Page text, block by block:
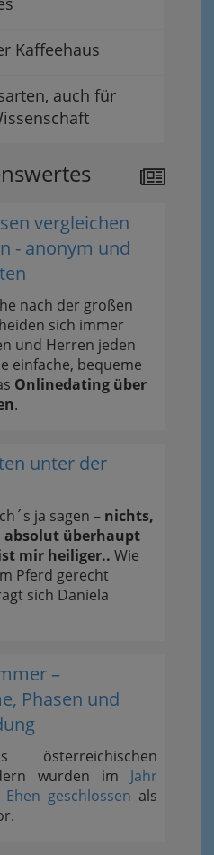
Kaffeehaus
auch für
vergleichen
- anonym und
nach der großen
sich immer
und Herren jeden
einfache, bequeme
Onlinedating über
.
unter der
ja sagen – nichts,
absolut überhaupt
mir heiliger.. Wie
Pferd gerecht
sich Daniela
–
Phasen und
österreichischen
wurden im Jahr
geschlossen als